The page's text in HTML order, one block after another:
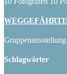
Schlagwörter